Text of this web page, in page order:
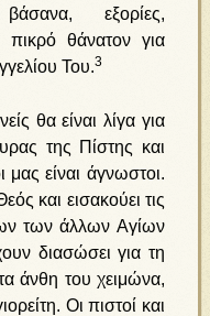
εξορίες,
πικρό θάνατον για
Του.3
είναι λίγα για
της Πίστης και
μας είναι άγνωστοι.
και εισακούει τις
των άλλων Αγίων
διασώσει για τη
άνθη του χειμώνα,
Οι πιστοί και